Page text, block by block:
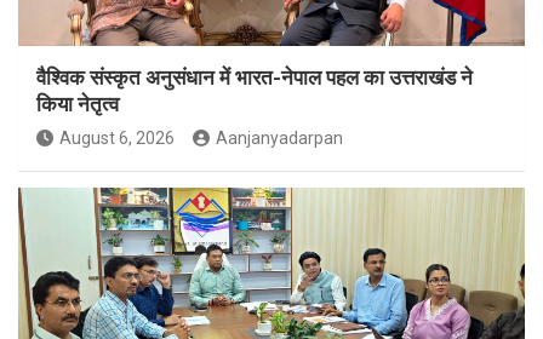
वैश्विक संस्कृत अनुसंधान में भारत-नेपाल पहल का उत्तराखंड ने
किया नेतृत्व
August 6, 2026 Aanjanyadarpan